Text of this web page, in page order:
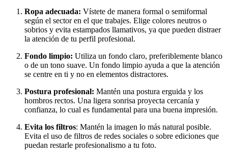
Ropa adecuada: Vístete de manera formal o semiformal
según el sector en el que trabajes. Elige colores neutros o
sobrios y evita estampados llamativos, ya que pueden distraer
la atención de tu perfil profesional.
Fondo limpio: Utiliza un fondo claro, preferiblemente blanco
o de un tono suave. Un fondo limpio ayuda a que la atención
se centre en ti y no en elementos distractores.
Postura profesional: Mantén una postura erguida y los
hombros rectos. Una ligera sonrisa proyecta cercanía y
confianza, lo cual es fundamental para una buena impresión.
Evita los filtros: Mantén la imagen lo más natural posible.
Evita el uso de filtros de redes sociales o sobre ediciones que
puedan restarle profesionalismo a tu foto.